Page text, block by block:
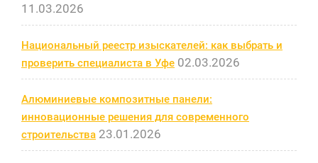
11.03.2026
Национальный реестр изыскателей: как выбрать и
проверить специалиста в Уфе 02.03.2026
Алюминиевые композитные панели:
инновационные решения для современного
строительства 23.01.2026